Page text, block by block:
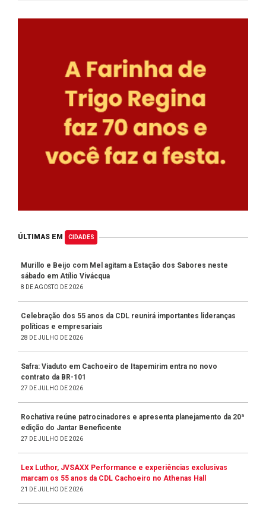
ÚLTIMAS EM CIDADES
Murillo e Beijo com Mel agitam a Estação dos Sabores neste
sábado em Atílio Vivácqua
8 DE AGOSTO DE 2026
Celebração dos 55 anos da CDL reunirá importantes lideranças
políticas e empresariais
28 DE JULHO DE 2026
Safra: Viaduto em Cachoeiro de Itapemirim entra no novo
contrato da BR-101
27 DE JULHO DE 2026
Rochativa reúne patrocinadores e apresenta planejamento da 20ª
edição do Jantar Beneficente
27 DE JULHO DE 2026
Lex Luthor, JVSAXX Performance e experiências exclusivas
marcam os 55 anos da CDL Cachoeiro no Athenas Hall
21 DE JULHO DE 2026